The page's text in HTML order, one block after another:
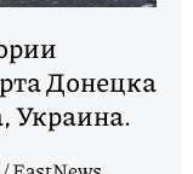
Донецка
Украина.